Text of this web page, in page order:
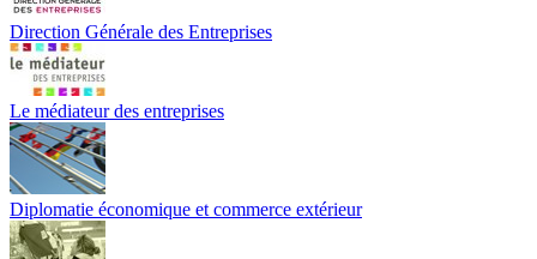
Direction Générale des Entreprises
Le médiateur des entreprises
Diplomatie économique et commerce extérieur